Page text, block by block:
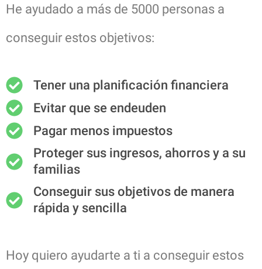
He ayudado a más de 5000 personas a
conseguir estos objetivos:
Tener una planificación financiera
Evitar que se endeuden
Pagar menos impuestos
Proteger sus ingresos, ahorros y a su
familias
Conseguir sus objetivos de manera
rápida y sencilla
Hoy quiero ayudarte a ti a conseguir estos